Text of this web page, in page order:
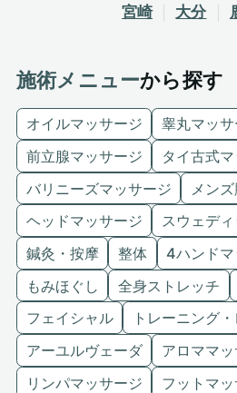
宮崎
大分
施術メニューから探す
オイルマッサージ
睾丸マッ
前立腺マッサージ
タイ古式
バリニーズマッサージ
メン
ヘッドマッサージ
スウェデ
鍼灸・按摩
整体
4ハンド
もみほぐし
全身ストレッチ
フェイシャル
トレーニング
アーユルヴェーダ
アロママ
リンパマッサージ
フットマ